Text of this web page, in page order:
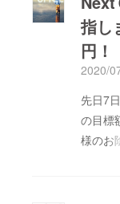
お陰で
事がで
こんな
して頂
キドキ
た。ま
情勢も
指し
円！
2020/
先日7
の目標
様のお